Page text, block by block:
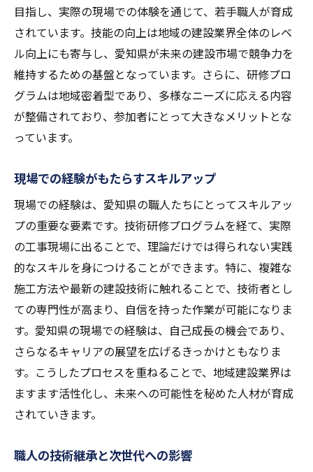
目指し、実際の現場での体験を通じて、若手職人が育成
されています。技能の向上は地域の建設業界全体のレベ
ル向上にも寄与し、愛知県が未来の建設市場で競争力を
維持するための基盤となっています。さらに、研修プロ
グラムは地域密着型であり、多様なニーズに応える内容
が整備されており、参加者にとって大きなメリットとな
っています。
現場での経験がもたらすスキルアップ
現場での経験は、愛知県の職人たちにとってスキルアッ
プの重要な要素です。技術研修プログラムを経て、実際
の工事現場に出ることで、理論だけでは得られない実践
的なスキルを身につけることができます。特に、複雑な
施工方法や最新の建設技術に触れることで、技術者とし
ての専門性が高まり、自信を持った作業が可能になりま
す。愛知県の現場での経験は、自己成長の機会であり、
さらなるキャリアの展望を広げるきっかけともなりま
す。こうしたプロセスを重ねることで、地域建設業界は
ますます活性化し、未来への可能性を秘めた人材が育成
されていきます。
職人の技術継承と次世代への影響